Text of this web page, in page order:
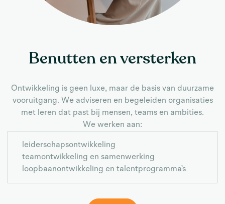
Benutten en versterken
Ontwikkeling is geen luxe, maar de basis van duurzame
vooruitgang. We adviseren en begeleiden organisaties
met leren dat past bij mensen, teams en ambities.
We werken aan:
leiderschapsontwikkeling
teamontwikkeling en samenwerking
loopbaanontwikkeling en talentprogramma’s